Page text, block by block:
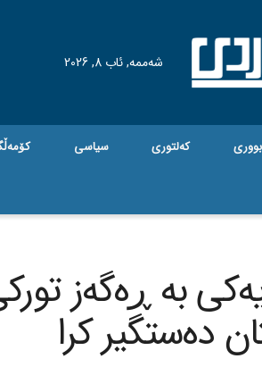
شەممە, ئاب 8, 2026
کەلتوری سیاسی
بە ڕەگەز
دەستگیر کرا